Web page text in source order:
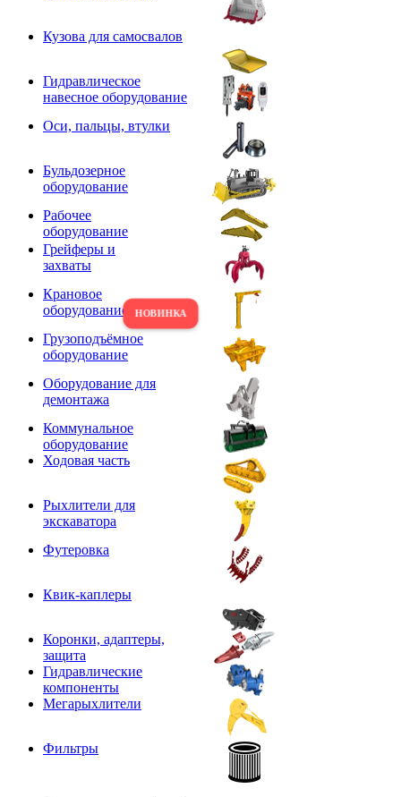
Кузова для самосвалов
Гидравлическое
навесное оборудование
Оси, пальцы, втулки
Бульдозерное
оборудование
Рабочее
оборудование
Грейферы и
захваты
Крановое
оборудование
Грузоподъёмное
оборудование
Оборудование для
демонтажа
Коммунальное
оборудование
Ходовая часть
Рыхлители для
экскаватора
Футеровка
Квик-каплеры
Коронки, адаптеры,
защита
Гидравлические
компоненты
Мегарыхлители
Фильтры